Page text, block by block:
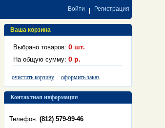
Войти Регистрация
Ваша корзина
Выбрано товаров: 0 шт.
На общую сумму: 0 р.
очистить корзину оформить заказ
Контактная информация
Телефон: (812) 579-99-46